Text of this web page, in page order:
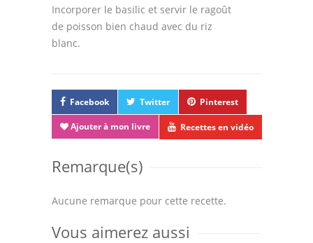
Incorporer le basilic et servir le ragoût
de poisson bien chaud avec du riz
blanc.
Facebook Twitter Pinterest
Ajouter à mon livre Recettes en vidéo
Remarque(s)
Aucune remarque pour cette recette.
Vous aimerez aussi